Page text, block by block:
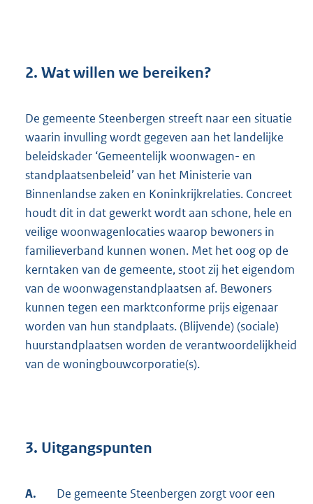
2. Wat willen we bereiken?
De gemeente Steenbergen streeft naar een situatie
waarin invulling wordt gegeven aan het landelijke
beleidskader ‘Gemeentelijk woonwagen- en
standplaatsenbeleid’ van het Ministerie van
Binnenlandse zaken en Koninkrijkrelaties. Concreet
houdt dit in dat gewerkt wordt aan schone, hele en
veilige woonwagenlocaties waarop bewoners in
familieverband kunnen wonen. Met het oog op de
kerntaken van de gemeente, stoot zij het eigendom
van de woonwagenstandplaatsen af. Bewoners
kunnen tegen een marktconforme prijs eigenaar
worden van hun standplaats. (Blijvende) (sociale)
huurstandplaatsen worden de verantwoordelijkheid
van de woningbouwcorporatie(s).
3. Uitgangspunten
A.
De gemeente Steenbergen zorgt voor een